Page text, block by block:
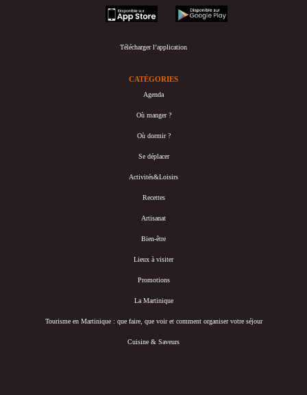
appstore
googleplay
Télécharger l’application
CATÉGORIES
Agenda
Où manger ?
Où dormir ?
Se déplacer
Activités&Loisirs
Recettes
Artisanat
Bien-être
Lieux à visiter
Promotions
La Martinique
Tourisme en Martinique : que faire, que voir et comment organiser votre séjour
Cuisine & Saveurs